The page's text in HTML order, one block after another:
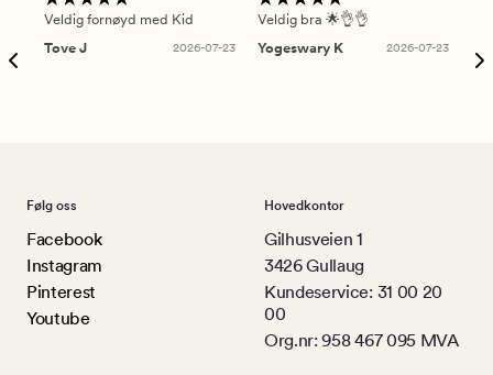
Veldig fornøyd med Kid
Tove J
2026-07-23
Veldig bra 🌟👌👌
Yogeswary K
2026-07-23
Følg oss
Facebook
Instagram
Pinterest
Youtube
Hovedkontor
Gilhusveien 1
3426 Gullaug
Kundeservice: 31 00 20
00
Org.nr: 958 467 095 MVA